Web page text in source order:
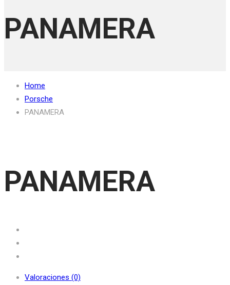
PANAMERA
Home
Porsche
PANAMERA
PANAMERA
Valoraciones (0)